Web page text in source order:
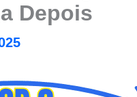
Depois